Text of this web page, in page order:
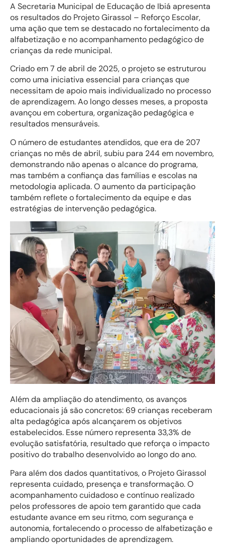
A Secretaria Municipal de Educação de Ibiá apresenta
os resultados do Projeto Girassol – Reforço Escolar,
uma ação que tem se destacado no fortalecimento da
alfabetização e no acompanhamento pedagógico de
crianças da rede municipal.
Criado em 7 de abril de 2025, o projeto se estruturou
como uma iniciativa essencial para crianças que
necessitam de apoio mais individualizado no processo
de aprendizagem. Ao longo desses meses, a proposta
avançou em cobertura, organização pedagógica e
resultados mensuráveis.
O número de estudantes atendidos, que era de 207
crianças no mês de abril, subiu para 244 em novembro,
demonstrando não apenas o alcance do programa,
mas também a confiança das famílias e escolas na
metodologia aplicada. O aumento da participação
também reflete o fortalecimento da equipe e das
estratégias de intervenção pedagógica.
Além da ampliação do atendimento, os avanços
educacionais já são concretos: 69 crianças receberam
alta pedagógica após alcançarem os objetivos
estabelecidos. Esse número representa 33,3% de
evolução satisfatória, resultado que reforça o impacto
positivo do trabalho desenvolvido ao longo do ano.
Para além dos dados quantitativos, o Projeto Girassol
representa cuidado, presença e transformação. O
acompanhamento cuidadoso e contínuo realizado
pelos professores de apoio tem garantido que cada
estudante avance em seu ritmo, com segurança e
autonomia, fortalecendo o processo de alfabetização e
ampliando oportunidades de aprendizagem.